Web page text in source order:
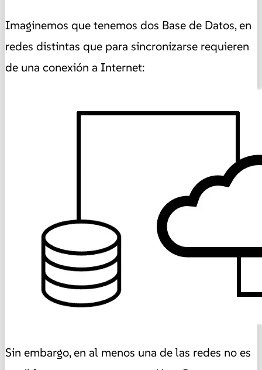
Imaginemos que tenemos dos Base de Datos, en
redes distintas que para sincronizarse requieren
de una conexión a Internet:
Sin embargo, en al menos una de las redes no es